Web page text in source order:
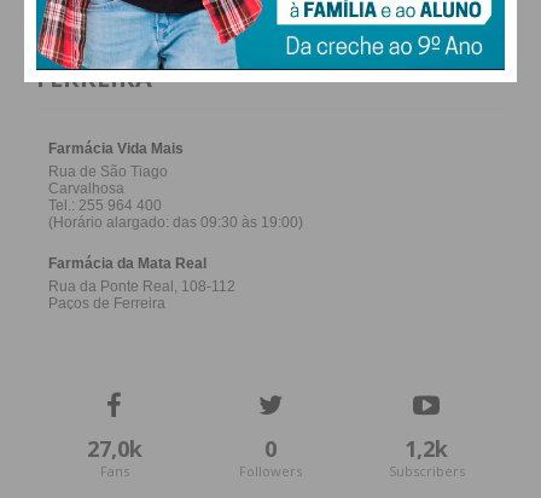
FARMACIAS DE SERVIÇO EM PAÇOS DE
FERREIRA
27,0k
Fans
0
Followers
1,2k
Subscribers